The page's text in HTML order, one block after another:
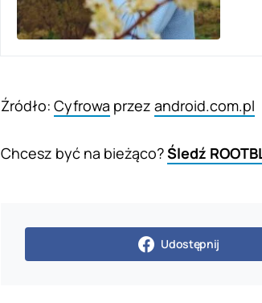
Źródło: Cyfrowa przez android.com.pl
Chcesz być na bieżąco?Śledź
Udostępnij